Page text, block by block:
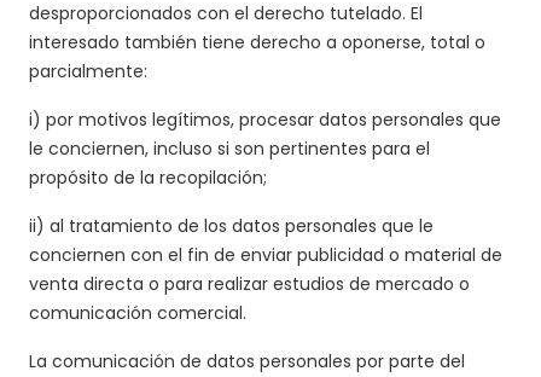
desproporcionados con el derecho tutelado. El
interesado también tiene derecho a oponerse, total o
parcialmente:
i) por motivos legítimos, procesar datos personales que
le conciernen, incluso si son pertinentes para el
propósito de la recopilación;
ii) al tratamiento de los datos personales que le
conciernen con el fin de enviar publicidad o material de
venta directa o para realizar estudios de mercado o
comunicación comercial.
La comunicación de datos personales por parte del